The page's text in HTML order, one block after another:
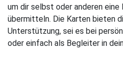
um dir selbst oder anderen
übermitteln. Die Karten bieten
Unterstützung, sei es bei
oder einfach als Begleiter in